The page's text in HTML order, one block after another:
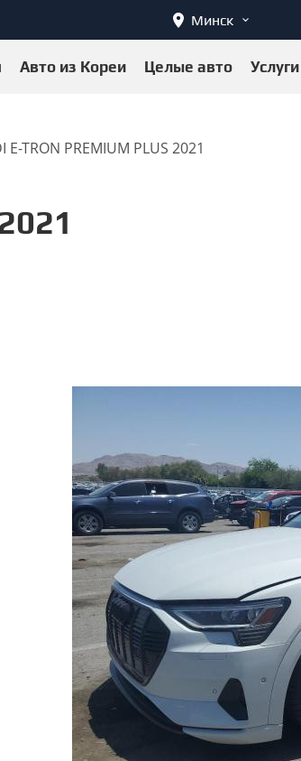
Минск
Авто из Кореи Целые авто Услуги
E-TRON PREMIUM PLUS 2021